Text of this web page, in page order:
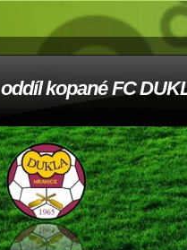
oddíl kopané FC